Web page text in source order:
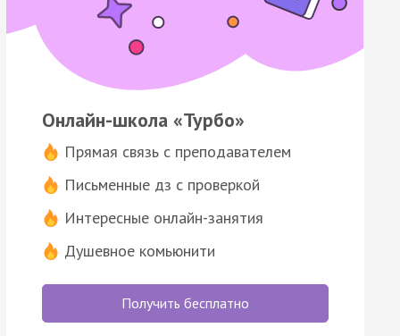
Онлайн-школа «Турбо»
Прямая связь с преподавателем
Письменные дз с проверкой
Интересные онлайн-занятия
Душевное комьюнити
Получить бесплатно